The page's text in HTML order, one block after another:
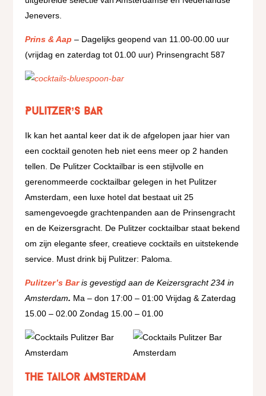
Jenevers.
Prins & Aap– Dagelijks geopend van 11.00-00.00 uur
(vrijdag en zaterdag tot 01.00 uur) Prinsengracht 587
Pulitzer’s Bar
Ik kan het aantal keer dat ik de afgelopen jaar hier van
een cocktail genoten heb niet eens meer op 2 handen
tellen. De Pulitzer Cocktailbar is een stijlvolle en
gerenommeerde cocktailbar gelegen in het Pulitzer
Amsterdam, een luxe hotel dat bestaat uit 25
samengevoegde grachtenpanden aan de Prinsengracht
en de Keizersgracht. De Pulitzer cocktailbar staat bekend
om zijn elegante sfeer, creatieve cocktails en uitstekende
service. Must drink bij Pulitzer: Paloma.
Pulitzer’sBaris gevestigd aan de Keizersgracht 234 in
Amsterdam. Ma – don 17:00 – 01:00 Vrijdag & Zaterdag
15.00 – 02.00 Zondag 15.00 – 01.00
The Tailor Amsterdam